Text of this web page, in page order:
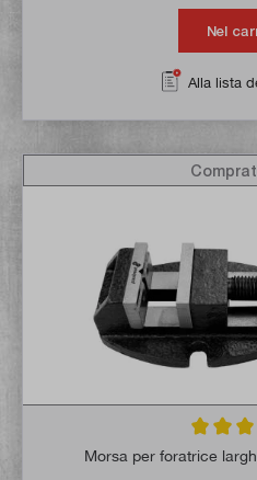
Nel
Alla lista
Morsa per foratrice